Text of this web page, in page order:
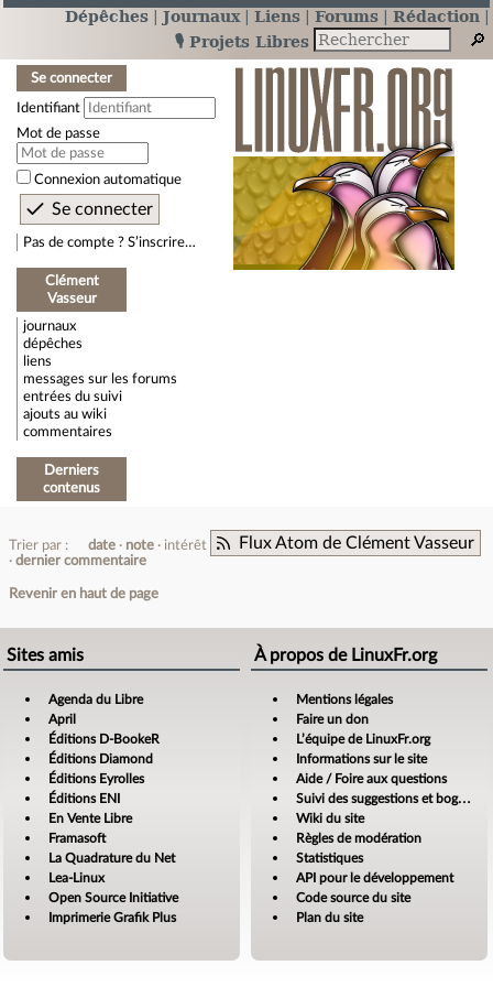
Dépêches Journaux Liens Forums
Rédaction
🎙️ Projets Libres
Se connecter
Identifiant
Mot de passe
Connexion automatique
Pas de compte ? S’inscrire…
Clément
Vasseur
journaux
dépêches
liens
messages sur les forums
entrées du suivi
ajouts au wiki
commentaires
Derniers
contenus
Flux Atom de Clément Vasseur
Trier par : date note
intérêt
dernier commentaire
Revenir en haut de page
Sites amis
Agenda du Libre
April
Éditions D-BookeR
Éditions Diamond
Éditions Eyrolles
Éditions ENI
En Vente Libre
Framasoft
La Quadrature du Net
Lea-Linux
Open Source Initiative
Imprimerie Grafik Plus
À propos de LinuxFr.org
Mentions légales
Faire un don
L’équipe de LinuxFr.org
Informations sur le site
Aide / Foire aux questions
Suivi des suggestions et bogues
Wiki du site
Règles de modération
Statistiques
API pour le développement
Code source du site
Plan du site